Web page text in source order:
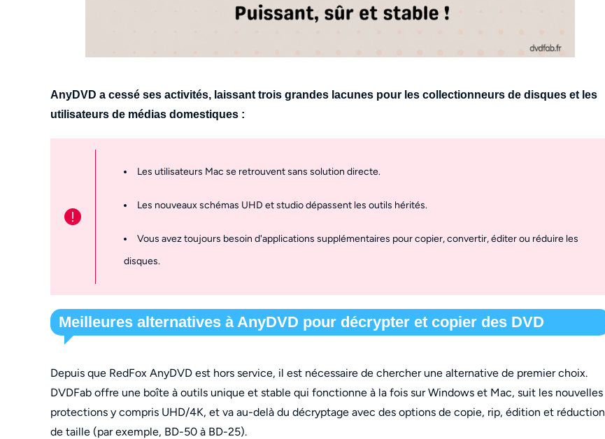
AnyDVD a cessé ses activités, laissant trois grandes lacunes pour les collectionneurs de disques et les
utilisateurs de médias domestiques :
!
Les utilisateurs Mac se retrouvent sans solution directe.
Les nouveaux schémas UHD et studio dépassent les outils hérités.
Vous avez toujours besoin d'applications supplémentaires pour copier, convertir, éditer ou réduire les
disques.
Meilleures alternatives à AnyDVD pour décrypter et copier des DVD
Depuis que RedFox AnyDVD est hors service, il est nécessaire de chercher une alternative de premier choix.
DVDFab offre une boîte à outils unique et stable qui fonctionne à la fois sur Windows et Mac, suit les nouvelles
protections y compris UHD/4K, et va au-delà du décryptage avec des options de copie, rip, édition et réduction
de taille (par exemple, BD-50 à BD-25).